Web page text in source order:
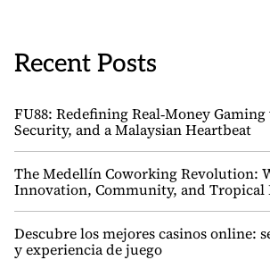
Recent Posts
FU88: Redefining Real‑Money
Security, and a Malaysian Heartbeat
The Medellín Coworking Revolution:
Innovation, Community, and Tropical
Descubre los mejores casinos online:
y experiencia de juego